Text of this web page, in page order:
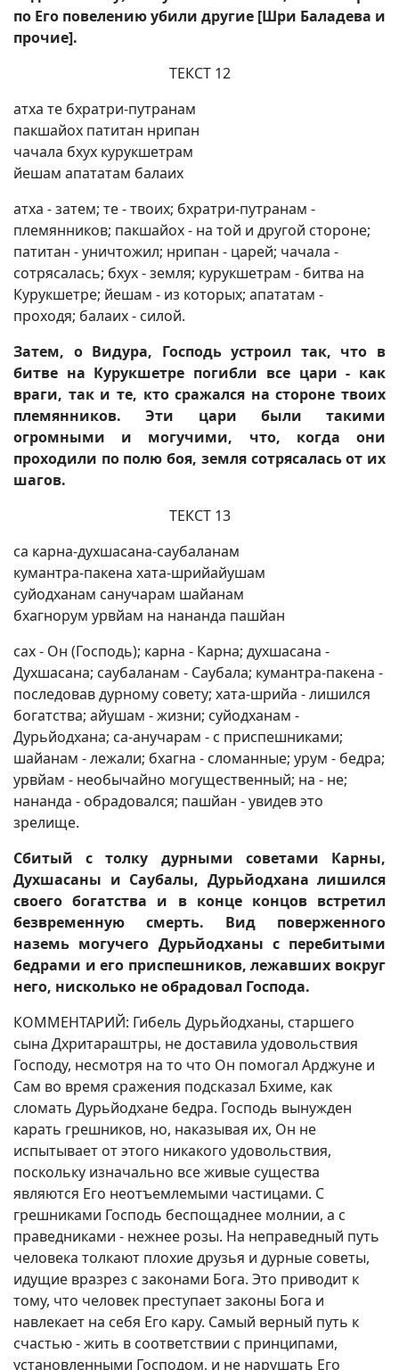
по Его повелению убили другие [Шри Баладева и
прочие].
ТЕКСТ 12
атха те бхратри-путранам
пакшайох патитан нрипан
чачала бхух курукшетрам
йешам апататам балаих
атха - затем; те - твоих; бхратри-путранам -
племянников; пакшайох - на той и другой стороне;
патитан - уничтожил; нрипан - царей; чачала -
сотрясалась; бхух - земля; курукшетрам - битва на
Курукшетре; йешам - из которых; апататам -
проходя; балаих - силой.
Затем, о Видура, Господь устроил так, что в
битве на Курукшетре погибли все цари - как
враги, так и те, кто сражался на стороне твоих
племянников. Эти цари были такими
огромными и могучими, что, когда они
проходили по полю боя, земля сотрясалась от их
шагов.
ТЕКСТ 13
са карна-духшасана-саубаланам
кумантра-пакена хата-шрийайушам
суйодханам санучарам шайанам
бхагнорум урвйам на нананда пашйан
сах - Он (Господь); карна - Карна; духшасана -
Духшасана; саубаланам - Саубала; кумантра-пакена -
последовав дурному совету; хата-шрийа - лишился
богатства; айушам - жизни; суйодханам -
Дурьйодхана; са-анучарам - с приспешниками;
шайанам - лежали; бхагна - сломанные; урум - бедра;
урвйам - необычайно могущественный; на - не;
нананда - обрадовался; пашйан - увидев это
зрелище.
Сбитый с толку дурными советами Карны,
Духшасаны и Саубалы, Дурьйодхана лишился
своего богатства и в конце концов встретил
безвременную смерть. Вид поверженного
наземь могучего Дурьйодханы с перебитыми
бедрами и его приспешников, лежавших вокруг
него, нисколько не обрадовал Господа.
КОММЕНТАРИЙ: Гибель Дурьйодханы, старшего
сына Дхритараштры, не доставила удовольствия
Господу, несмотря на то что Он помогал Арджуне и
Сам во время сражения подсказал Бхиме, как
сломать Дурьйодхане бедра. Господь вынужден
карать грешников, но, наказывая их, Он не
испытывает от этого никакого удовольствия,
поскольку изначально все живые существа
являются Его неотъемлемыми частицами. С
грешниками Господь беспощаднее молнии, а с
праведниками - нежнее розы. На неправедный путь
человека толкают плохие друзья и дурные советы,
идущие вразрез с законами Бога. Это приводит к
тому, что человек преступает законы Бога и
навлекает на себя Его кару. Самый верный путь к
счастью - жить в соответствии с принципами,
установленными Господом, и не нарушать Его